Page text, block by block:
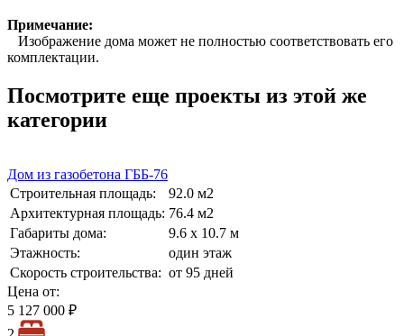
Примечание:
Изображение дома может не полностью соответствовать его
комплектации.
Посмотрите еще проекты из этой же
категории
Дом из газобетона ГББ-76
Строительная площадь:
92.0 м2
Архитектурная площадь: 76.4 м2
Габариты дома:
9.6 х 10.7 м
Этажность:
один этаж
Скорость строительства: от 95 дней
Цена от:
5 127 000 ₽